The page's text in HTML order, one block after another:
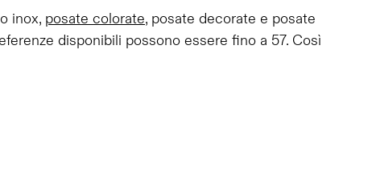
inox, posate colorate, posate decorate e posate
disponibili possono essere fino a 57. Così